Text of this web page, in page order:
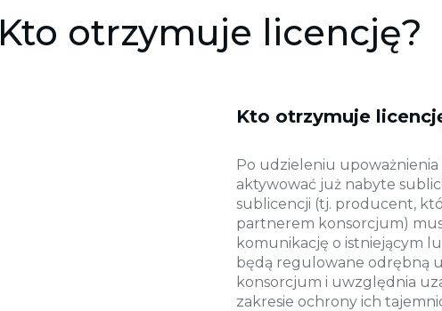
Kto otrzymuje licencję?
Kto otrzymuje
Po udzieleniu
aktywować już nabyte
sublicencji (tj. producent,
partnerem konsorcjum)
komunikację o istniejącym
będą regulowane odrębną
konsorcjum i uwzględnia
zakresie ochrony ich